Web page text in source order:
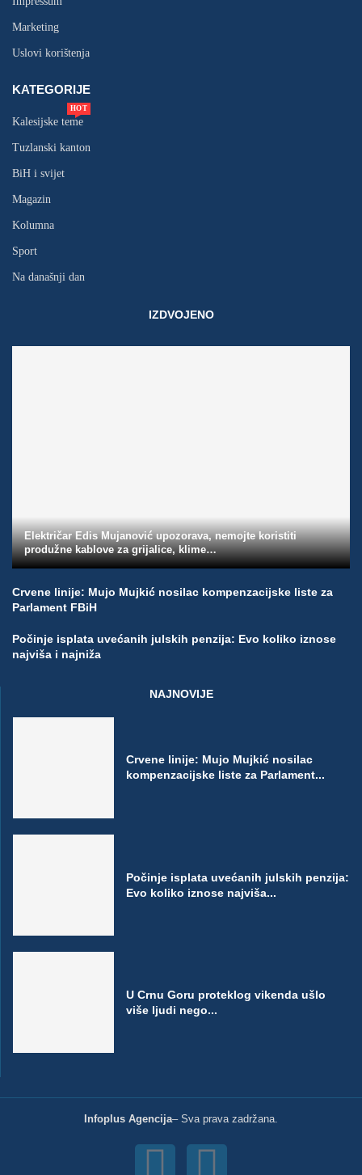
Marketing
Uslovi korištenja
KATEGORIJE
Kalesijske teme
HOT
Tuzlanski kanton
BiH i svijet
Magazin
Kolumna
Sport
Na današnji dan
IZDVOJENO
Električar Edis Mujanović upozorava, nemojte koristiti
produžne kablove za grijalice, klime…
Crvene linije: Mujo Mujkić nosilac kompenzacijske liste za
Parlament FBiH
Počinje isplata uvećanih julskih penzija: Evo koliko iznose
najviša i najniža
NAJNOVIJE
Crvene linije: Mujo Mujkić nosilac
kompenzacijske liste za Parlament...
Počinje isplata uvećanih julskih penzija:
Evo koliko iznose najviša...
U Crnu Goru proteklog vikenda ušlo
više ljudi nego...
Infoplus Agencija– Sva prava zadržana.